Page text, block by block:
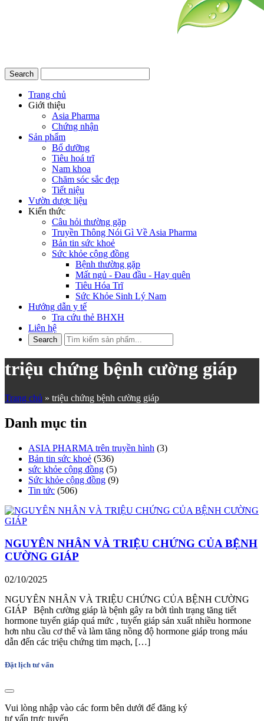
Trang chủ
Giới thiệu
Asia Pharma
Chứng nhận
Sản phẩm
Bổ dưỡng
Tiêu hoá trĩ
Nam khoa
Chăm sóc sắc đẹp
Tiết niệu
Vườn dược liệu
Kiến thức
Câu hỏi thường gặp
Truyền Thông Nói Gì Về Asia Pharma
Bản tin sức khoẻ
Sức khỏe cộng đồng
Bệnh thường gặp
Mất ngủ - Đau đầu - Hay quên
Tiêu Hóa Trĩ
Sức Khỏe Sinh Lý Nam
Hướng dẫn y tế
Tra cứu thẻ BHXH
Liên hệ
triệu chứng bệnh cường giáp
Trang chủ » triệu chứng bệnh cường giáp
Danh mục tin
ASIA PHARMA trên truyền hình (3)
Bản tin sức khoẻ (536)
sức khỏe cộng đồng (5)
Sức khỏe cộng đồng (9)
Tin tức (506)
NGUYÊN NHÂN VÀ TRIỆU CHỨNG CỦA BỆNH
CƯỜNG GIÁP
02/10/2025
NGUYÊN NHÂN VÀ TRIỆU CHỨNG CỦA BỆNH CƯỜNG
GIÁP Bệnh cường giáp là bệnh gây ra bởi tình trạng tăng tiết
hormone tuyến giáp quá mức , tuyến giáp sản xuất nhiều hormone
hơn nhu cầu cơ thể và làm tăng nồng độ hormone giáp trong máu
dẫn đến các triệu chứng tim mạch, […]
Đặt lịch tư vấn
Vui lòng nhập vào các form bên dưới để đăng ký
tư vấn trực tuyến